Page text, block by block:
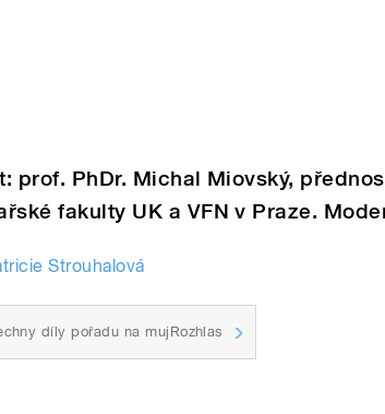
prof. PhDr. Michal Miovský,
fakulty UK a VFN v Praze.
Strouhalová
díly pořadu na mujRozhlas